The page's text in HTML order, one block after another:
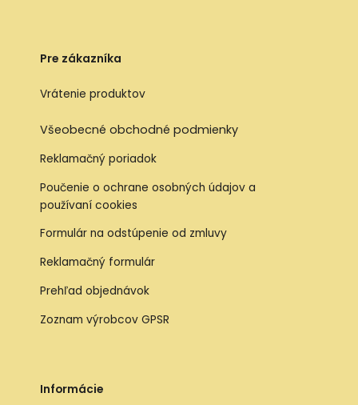
Pre zákazníka
Vrátenie produktov
Všeobecné obchodné podmienky
Reklamačný poriadok
Poučenie o ochrane osobných údajov a
používaní cookies
Formulár na odstúpenie od zmluvy
Reklamačný formulár
Prehľad objednávok
Zoznam výrobcov GPSR
Informácie